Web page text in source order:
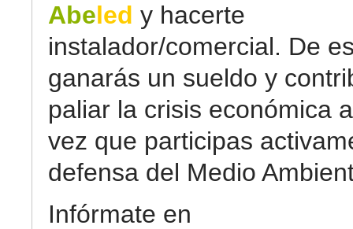
Abeled y hacerte
instalador/comercial. De
ganarás un sueldo y
paliar la crisis económica
vez que participas
defensa del Medio
Infórmate en